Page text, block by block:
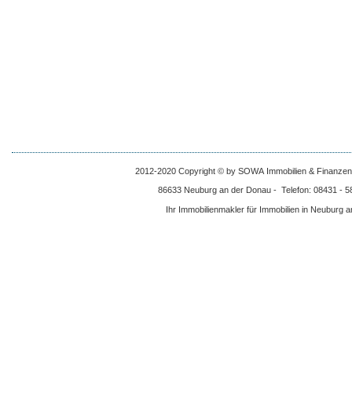
2012-2020 Copyright © by SOWA Immobilien &
86633 Neuburg an der Donau - Telefon: 08431 -
Ihr Immobilienmakler für Immobilien in Neuburg